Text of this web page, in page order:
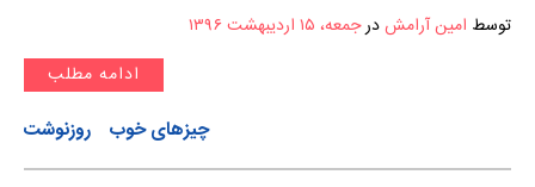
توسط امین آرامشدرجمعه، ۱۵ اردیبهشت ۱۳۹۶
ادامه مطلب
چیزهای خوب روزنوشت